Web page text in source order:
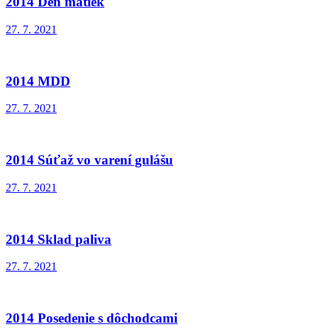
27. 7. 2021
2014 MDD
27. 7. 2021
2014 Súťaž vo varení gulášu
27. 7. 2021
2014 Sklad paliva
27. 7. 2021
2014 Posedenie s dôchodcami